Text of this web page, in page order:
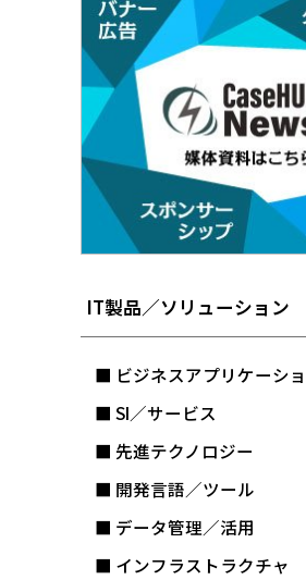
IT製品／ソリューション
■ ビジネスアプリケーシ
■ SI／サービス
■ 先進テクノロジー
■ 開発言語／ツール
■ データ管理／活用
■ インフラストラクチャ